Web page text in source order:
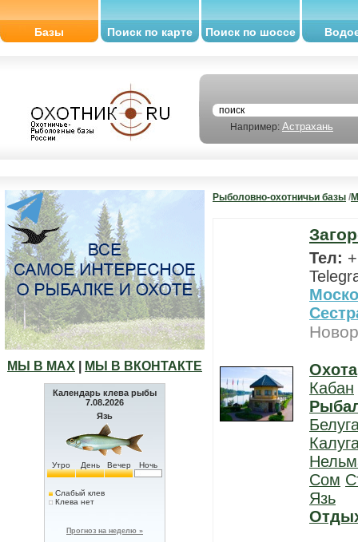
Базы Поиск по карте Поиск по шоссе
Например: Астрахань
МЫ В МАХ МЫ В ВКОНТАКТЕ
Календарь клева рыбы
7.08.2026
Язь
Утро День Вечер Ночь
Слабый клев
Клева нет
Прогноз на неделю »
Рыболовно-охотничьи базы /
Тел:
Охота
Кабан
Сом
Язь